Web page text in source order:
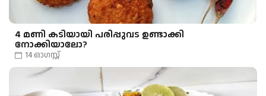
4 മണി കടിയായി പരിപ്പുവട ഉണ്ടാക്കി
നോക്കിയാലോ?
14 ഓഗസ്റ്റ്